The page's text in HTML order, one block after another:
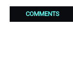
COMMENTS